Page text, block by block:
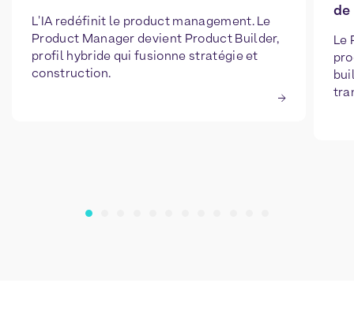
L'IA redéfinit le product management. Le
Product Manager devient Product Builder,
profil hybride qui fusionne stratégie et
construction.
de
Le